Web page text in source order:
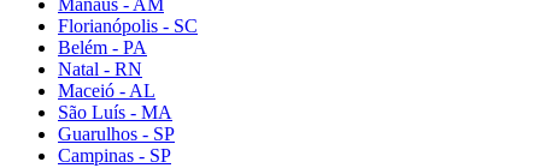
Manaus - AM
Florianópolis - SC
Belém - PA
Natal - RN
Maceió - AL
São Luís - MA
Guarulhos - SP
Campinas - SP